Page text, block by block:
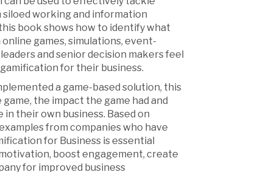
working and information
book shows how to identify what
games, simulations, event-
and senior decision makers feel
for their business.
a game-based solution, this
the impact the game had and
their own business. Based on
from companies who have
for Business is essential
boost engagement, create
for improved business